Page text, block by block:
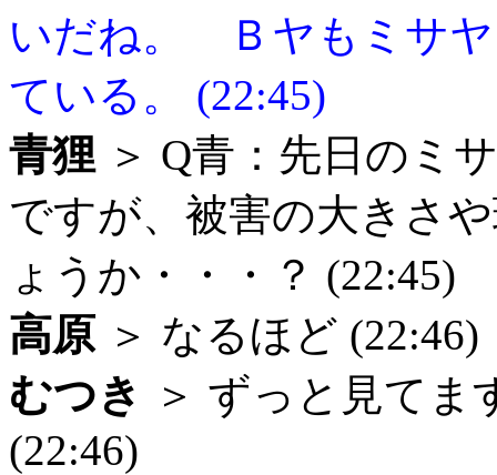
いだね。 Ｂヤもミサ
ている。 (22:45)
青狸＞ Q青：先日のミ
ですが、被害の大きさ
ょうか・・・？ (22:45)
高原 ＞ なるほど (22:46)
むつき
＞ ずっと見て
(22:46)